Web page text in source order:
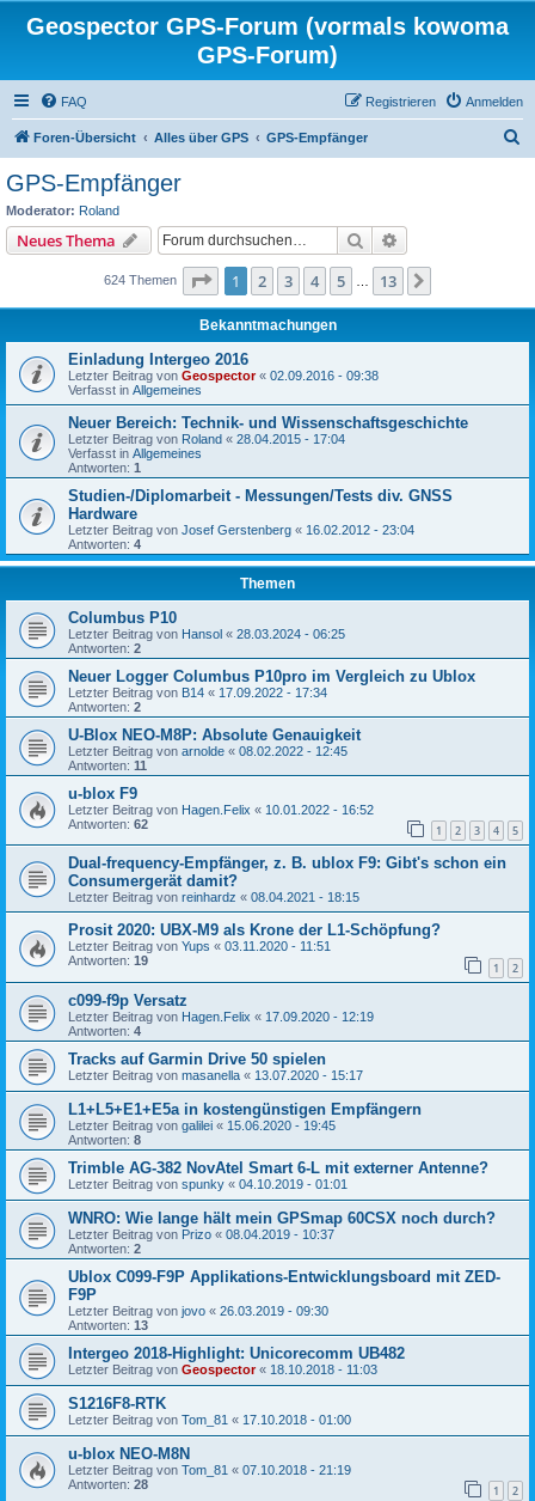
Geospector GPS-Forum (vormals kowoma
GPS-Forum)
FAQ Anmelden
Registrieren
Foren-Übersicht Alles über GPS GPS-Empfänger
GPS-Empfänger
Moderator: Roland
Neues Thema Suche
624 Themen Seite 1von 13
1 2 3 4 5 13
Bekanntmachungen
Einladung Intergeo 2016
Letzter Beitrag von Geospector« 02.09.2016 - 09:38
Verfasst in Allgemeines
Neuer Bereich: Technik- und Wissenschaftsgeschichte
Letzter Beitrag von Roland « 28.04.2015 - 17:04
Verfasst in Allgemeines
Antworten: 1
Studien-/Diplomarbeit - Messungen/Tests div. GNSS
Hardware
Letzter Beitrag von Josef Gerstenberg « 16.02.2012 - 23:04
Antworten: 4
Themen
Columbus P10
Letzter Beitrag von Hansol « 28.03.2024 - 06:25
Antworten: 2
Neuer Logger Columbus P10pro im Vergleich zu Ublox
Letzter Beitrag von B14 « 17.09.2022 - 17:34
Antworten: 2
U-Blox NEO-M8P: Absolute Genauigkeit
Letzter Beitrag von arnolde « 08.02.2022 - 12:45
Antworten: 11
u-blox F9
Letzter Beitrag von Hagen.Felix « 10.01.2022 - 16:52
Antworten: 62 1 2 3 4 5
Dual-frequency-Empfänger, z. B. ublox F9: Gibt's schon ein
Consumergerät damit?
Letzter Beitrag von reinhardz « 08.04.2021 - 18:15
Prosit 2020: UBX-M9 als Krone der L1-Schöpfung?
Letzter Beitrag von Yups « 03.11.2020 - 11:51
Antworten: 19 1 2
c099-f9p Versatz
Letzter Beitrag von Hagen.Felix « 17.09.2020 - 12:19
Antworten: 4
Tracks auf Garmin Drive 50 spielen
Letzter Beitrag von masanella « 13.07.2020 - 15:17
L1+L5+E1+E5a in kostengünstigen Empfängern
Letzter Beitrag von galilei « 15.06.2020 - 19:45
Antworten: 8
Trimble AG-382 NovAtel Smart 6-L mit externer Antenne?
Letzter Beitrag von spunky « 04.10.2019 - 01:01
WNRO: Wie lange hält mein GPSmap 60CSX noch durch?
Letzter Beitrag von Prizo « 08.04.2019 - 10:37
Antworten: 2
Ublox C099-F9P Applikations-Entwicklungsboard mit ZED-
F9P
Letzter Beitrag von jovo « 26.03.2019 - 09:30
Antworten: 13
Intergeo 2018-Highlight: Unicorecomm UB482
Letzter Beitrag von Geospector« 18.10.2018 - 11:03
S1216F8‐RTK
Letzter Beitrag von Tom_81 « 17.10.2018 - 01:00
u-blox NEO-M8N
Letzter Beitrag von Tom_81 « 07.10.2018 - 21:19
Antworten: 28 1 2